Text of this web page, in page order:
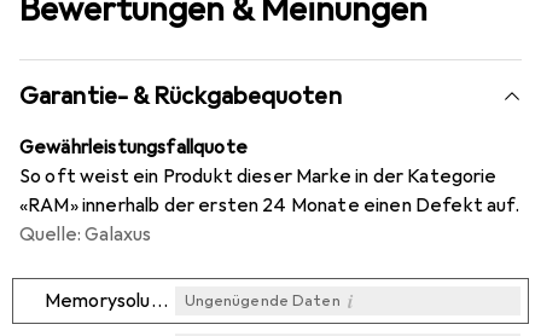
Bewertungen & Meinungen
Garantie- & Rückgabequoten
Gewährleistungsfallquote
So oft weist ein Produkt dieser Marke in der Kategorie
«RAM» innerhalb der ersten 24 Monate einen Defekt auf.
Quelle: Galaxus
Memorysolution Ungenügende Daten i